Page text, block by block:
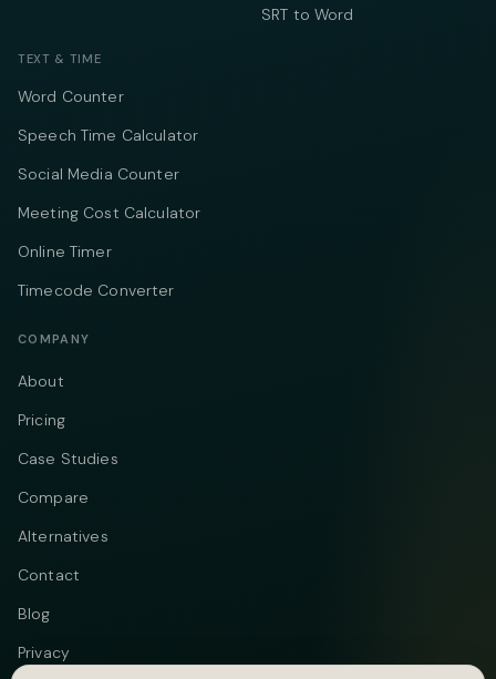
SRT to Word
TEXT & TIME
Word Counter
Speech Time Calculator
Social Media Counter
Meeting Cost Calculator
Online Timer
Timecode Converter
COMPANY
About
Pricing
Case Studies
Compare
Alternatives
Contact
Blog
Privacy